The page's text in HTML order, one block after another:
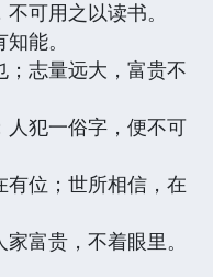
可用之以读书。
能。
志量远大，富贵不
犯一俗字，便不可
位；世所相信，在
富贵，不着眼里。